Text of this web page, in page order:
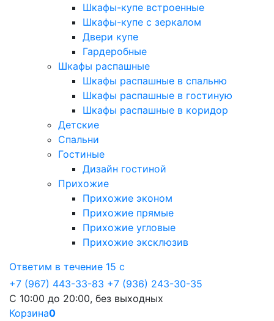
Шкафы-купе встроенные
Шкафы-купе с зеркалом
Двери купе
Гардеробные
Шкафы распашные
Шкафы распашные в спальню
Шкафы распашные в гостиную
Шкафы распашные в коридор
Детские
Спальни
Гостиные
Дизайн гостиной
Прихожие
Прихожие эконом
Прихожие прямые
Прихожие угловые
Прихожие эксклюзив
Ответим в течение 15 с
+7 (967) 443-33-83 +7 (936) 243-30-35
С 10:00 до 20:00, без выходных
Корзина0